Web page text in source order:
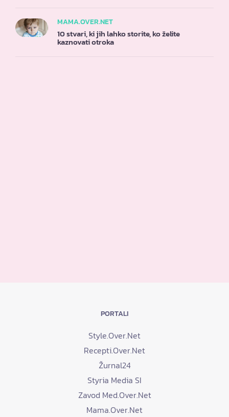
MAMA.OVER.NET
10 stvari, ki jih lahko storite, ko želite
kaznovati otroka
PORTALI
Style.Over.Net
Recepti.Over.Net
Žurnal24
Styria Media SI
Zavod Med.Over.Net
Mama.Over.Net